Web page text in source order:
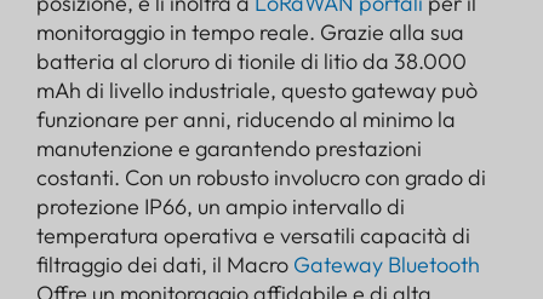
monitoraggio in tempo reale. Grazie alla sua
batteria al cloruro di tionile di litio da 38.000
mAh di livello industriale, questo gateway può
funzionare per anni, riducendo al minimo la
manutenzione e garantendo prestazioni
costanti. Con un robusto involucro con grado di
protezione IP66, un ampio intervallo di
temperatura operativa e versatili capacità di
filtraggio dei dati, il Macro Gateway Bluetooth
Offre un monitoraggio affidabile e di alta